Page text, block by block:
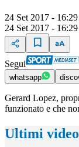
24 Set 2017 - 16:29
24 Set 2017 - 16:29
Segui
whatsapp
Gerard Lopez,
funzionato e che
Ultimi video